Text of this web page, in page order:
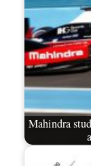
Mahindra